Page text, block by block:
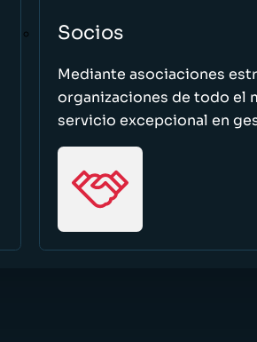
Socios
Mediante asociaciones
organizaciones de todo el
servicio excepcional en